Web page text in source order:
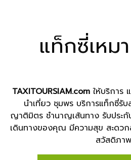
แท็กซี่เหม
TAXITOURSIAM.comให้บริการ
นำเที่ยว ชุมพร บริการแท็กซี่รั
ญาติมิตร ชำนาญเส้นทาง รับประ
เดินทางของคุณ มีความสุข สะดว
สวัสดิภาพ